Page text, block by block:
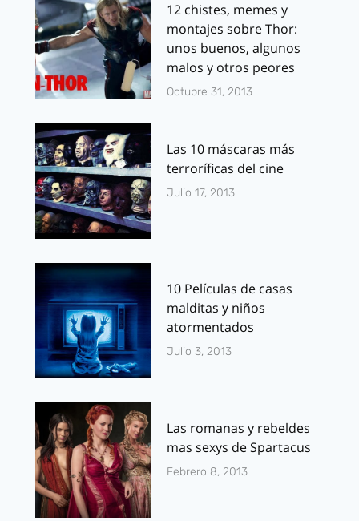
12 chistes, memes y
montajes sobre Thor:
unos buenos, algunos
malos y otros peores
Octubre 31, 2013
Las 10 máscaras más
terroríficas del cine
Julio 17, 2013
10 Películas de casas
malditas y niños
atormentados
Julio 3, 2013
Las romanas y rebeldes
mas sexys de Spartacus
Febrero 8, 2013